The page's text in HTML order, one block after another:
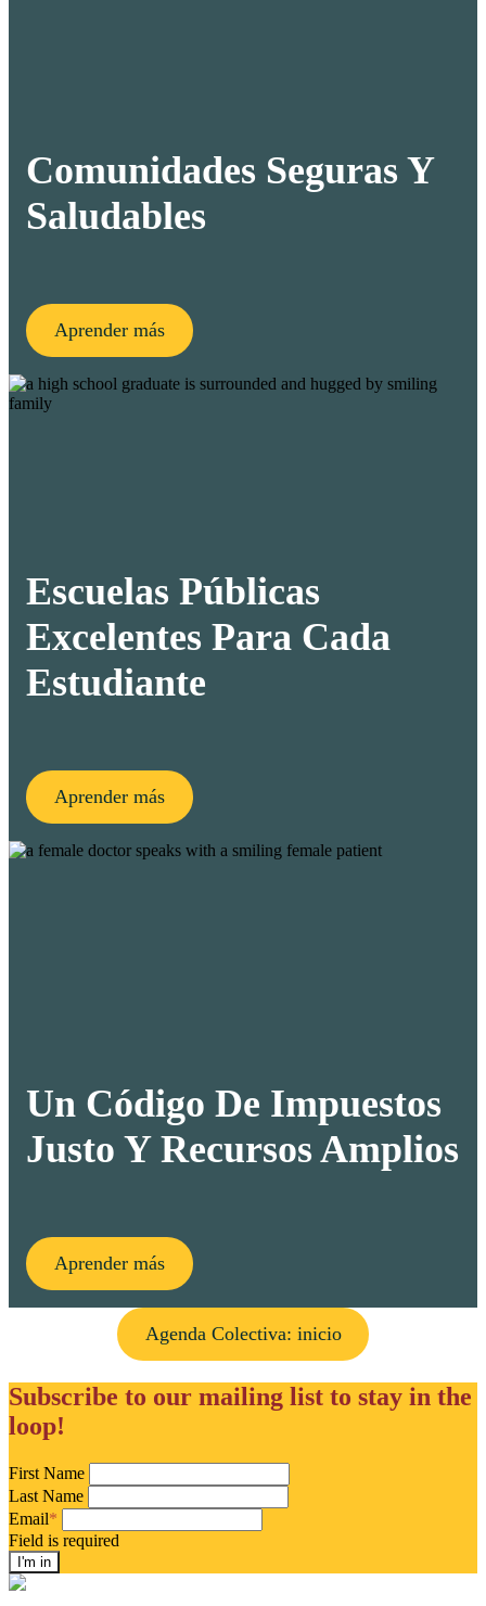
Comunidades Seguras Y
Saludables
Aprender más
Escuelas Públicas
Excelentes Para Cada
Estudiante
Aprender más
Un Código De Impuestos
Justo Y Recursos Amplios
Aprender más
Agenda Colectiva: inicio
Subscribe to our mailing list to stay in the
loop!
First Name
Last Name
Email*
Field is required